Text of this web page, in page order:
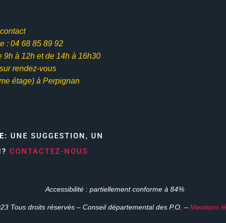
: 04 68 85 89 92
9h à 12h etde 14h à 16h30
rendez-vous
étage) à Perpignan
UNE SUGGESTION, UN
CONTACTEZ-NOUS
Accessibilité : partiellement conforme à 84%
Tous droits réservés – Conseil départemental des P.O. – Mentions